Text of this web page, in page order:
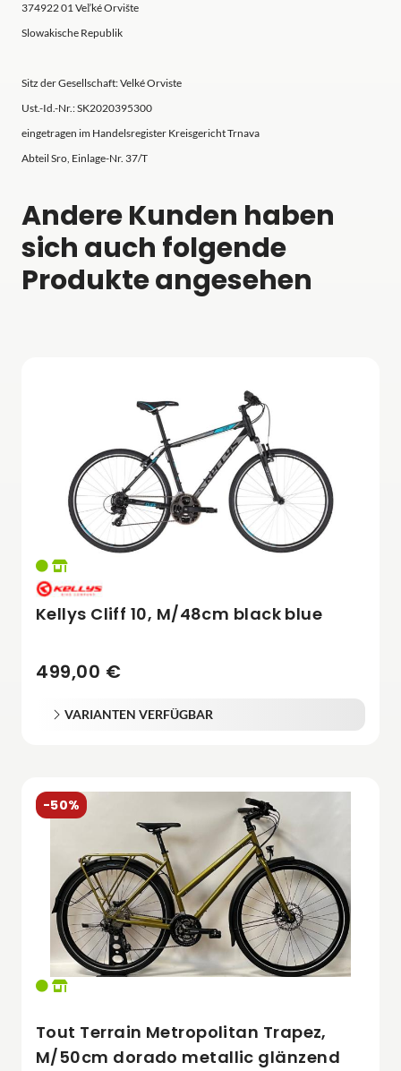
374922 01 Veľké Orvište
Slowakische Republik
Sitz der Gesellschaft: Velké Orviste
Ust.-Id.-Nr.: SK2020395300
eingetragen im Handelsregister Kreisgericht Trnava
Abteil Sro, Einlage-Nr. 37/T
Andere Kunden haben
sich auch folgende
Produkte angesehen
Kellys Cliff 10, M/48cm black blue
499,00 €
VARIANTEN VERFÜGBAR
-50%
Tout Terrain Metropolitan Trapez,
M/50cm dorado metallic glänzend